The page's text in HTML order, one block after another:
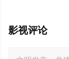
影视评论